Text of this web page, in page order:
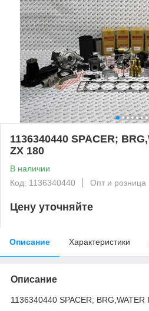
1136340440 SPACER;
ZX 180
В наличии
Код: 1136340440
Опт и розница
Цену уточняйте
Описание Характеристики
Описание
1136340440 SPACER;